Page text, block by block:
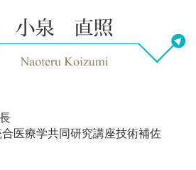
医療学共同研究講座技術補佐